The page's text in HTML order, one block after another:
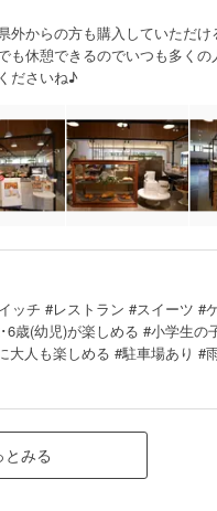
からの方も購入していただけ
休憩できるのでいつも多くの
ださいね♪
ッチ #レストラン #スイーツ #
歳(幼児)が楽しめる #小学生の
人も楽しめる #駐車場あり #
みる